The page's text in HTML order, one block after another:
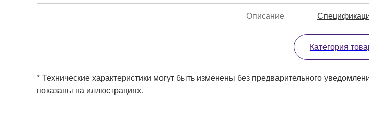
Описание
Категория
* Технические характеристики могут быть изменены без предварительного
показаны на иллюстрациях.